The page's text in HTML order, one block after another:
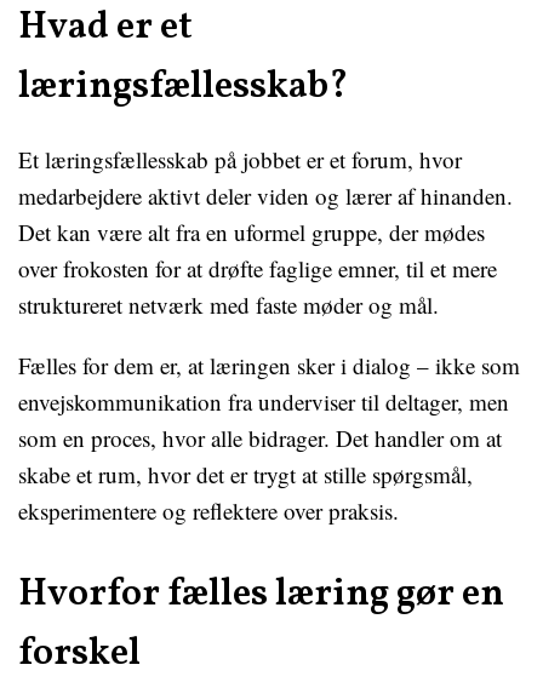
Hvad er et
læringsfællesskab?
Et læringsfællesskab på jobbet er et forum, hvor
medarbejdere aktivt deler viden og lærer af hinanden.
Det kan være alt fra en uformel gruppe, der mødes
over frokosten for at drøfte faglige emner, til et mere
struktureret netværk med faste møder og mål.
Fælles for dem er, at læringen sker i dialog – ikke som
envejskommunikation fra underviser til deltager, men
som en proces, hvor alle bidrager. Det handler om at
skabe et rum, hvor det er trygt at stille spørgsmål,
eksperimentere og reflektere over praksis.
Hvorfor fælles læring gør en
forskel